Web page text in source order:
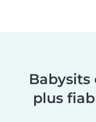
Babysits
plus